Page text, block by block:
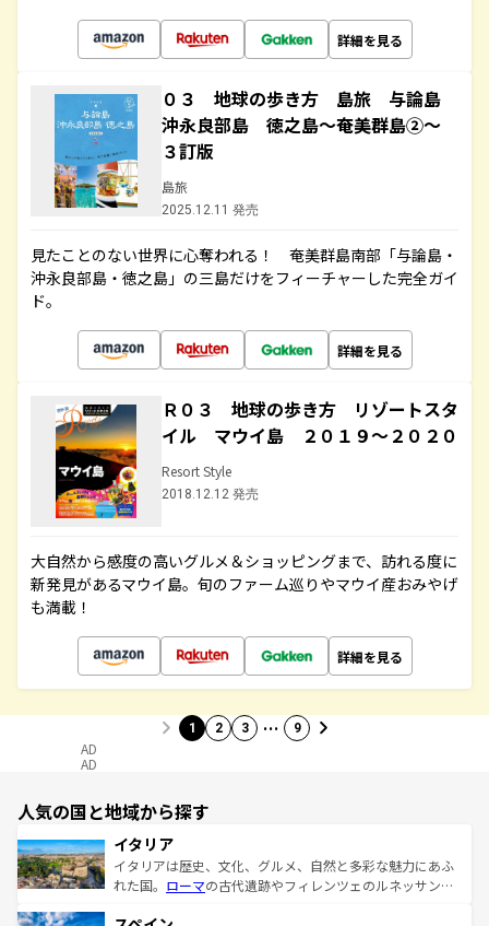
詳細を見る
０３ 地球の歩き方 島旅 与論島
沖永良部島 徳之島～奄美群島②～
３訂版
島旅
2025.12.11 発売
見たことのない世界に心奪われる！ 奄美群島南部「与論島・
沖永良部島・徳之島」の三島だけをフィーチャーした完全ガイ
ド。
詳細を見る
Ｒ０３ 地球の歩き方 リゾートスタ
イル マウイ島 ２０１９～２０２０
Resort Style
2018.12.12 発売
大自然から感度の高いグルメ＆ショッピングまで、訪れる度に
新発見があるマウイ島。旬のファーム巡りやマウイ産おみやげ
も満載！
詳細を見る
1 2 3 … 9
AD
AD
人気の国と地域から探す
イタリア
イタリアは歴史、文化、グルメ、自然と多彩な魅力にあふ
れた国。 ローマの古代遺跡やフィレンツェのルネッサンス